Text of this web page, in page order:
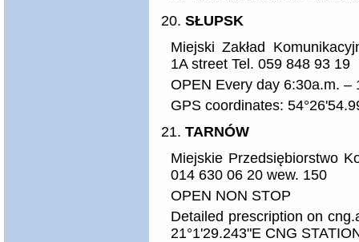
SŁUPSK
Miejski Zakład
1A street Tel. 059 848 93 19
OPEN Every day 6:30a.m. –
GPS coordinates:
TARNÓW
Miejskie Przedsiębiorstwo
014 630 06 20 wew. 150
OPEN NON STOP
Detailed prescription on
21°1'29.243"E CNG